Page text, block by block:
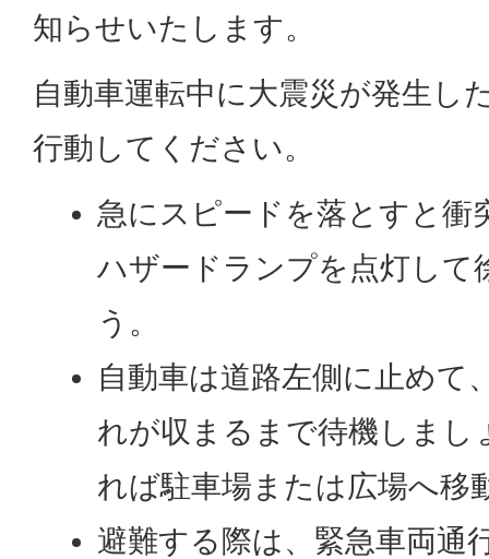
知らせいたします。
自動車運転中に大震災が発生し
行動してください。
急にスピードを落とすと衝
ハザードランプを点灯して
う。
自動車は道路左側に止めて
れが収まるまで待機しまし
れば駐車場または広場へ移
避難する際は、緊急車両通